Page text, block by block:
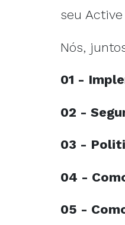
seu
Nós,
01 -
02 -
03 -
04 -
05 -